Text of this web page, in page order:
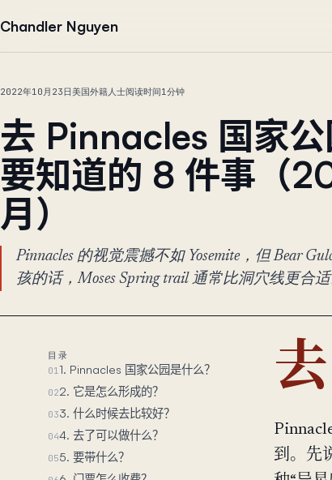
Chandler Nguyen
2022年10月23日美国外籍人士阅读时间1分钟
去 Pinnacles 国家
要知道的 8 件事（
月）
Pinnacles 的视觉震撼不如 Yosemite，但 Bear
孩的话，Moses Spring trail 通常比洞穴线更合适
目录
011. Pinnacles 国家公园是什么？
022. 它是怎么形成的？
033. 什么时候去比较好？
044. 去了可以做什么？
055. 要带什么？
去
到。先